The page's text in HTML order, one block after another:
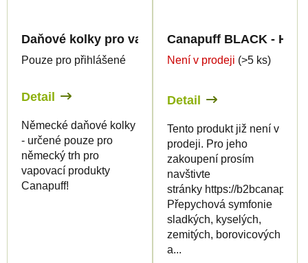
Daňové kolky pro vapovací produkty 1ml -
Pouze pro přihlášené
Detail
Německé daňové kolky
- určené pouze pro
německý trh pro
vapovací produkty
Canapuff!
Canapuff BLACK -
Není v prodeji (>5 ks)
Detail
Tento produkt již není v
prodeji. Pro jeho
zakoupení prosím
navštivte
stránky https://
Přepychová symfonie
sladkých, kyselých,
zemitých, borovicových
a...